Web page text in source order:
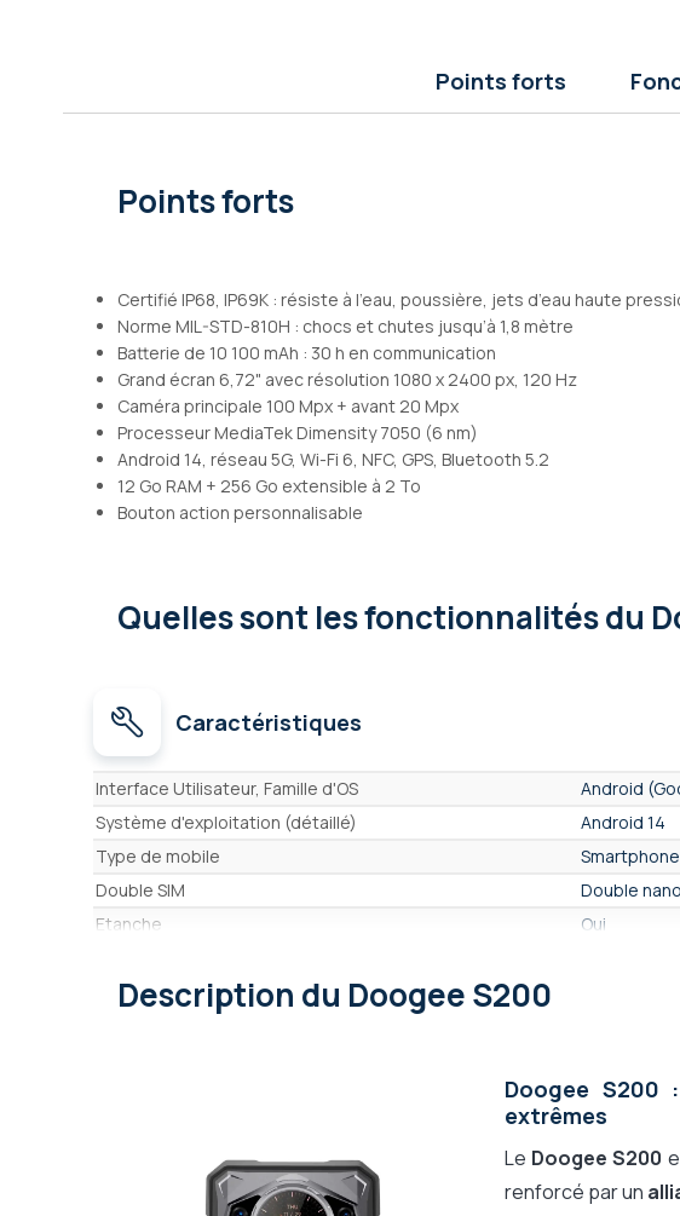
Points forts
Points forts
Certifié IP68, IP69K : résiste à l’eau, poussière, jets d’eau haute
Norme MIL-STD-810H : chocs et chutes jusqu’à 1,8 mètre
Batterie de 10 100 mAh : 30 h en communication
Grand écran 6,72" avec résolution 1080 x 2400 px, 120 Hz
Caméra principale 100 Mpx + avant 20 Mpx
Processeur MediaTek Dimensity 7050 (6 nm)
Android 14, réseau 5G, Wi-Fi 6, NFC, GPS, Bluetooth 5.2
12 Go RAM + 256 Go extensible à 2 To
Bouton action personnalisable
Quelles sont les fonctionnalitésdu
Caractéristiques
Caractéristiques
Interface Utilisateur, Famille d'OS
Android
Système d'exploitation (détaillé)
Android 14
Type de mobile
Smartphone
Double SIM
Double
Etanche
Oui
Norme MIL-STD-810
Oui
Oui
Oui
Lampe Torche
Oui
Description du Doogee S200
Doogee S200
extrêmes
Le Doogee S200
renforcé par un